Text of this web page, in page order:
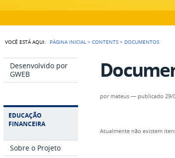
VOCÊ ESTÁ AQUI: PÁGINA INICIAL >CONTENTS > DOCUMENTOS
Desenvolvido por
GWEB
EDUCAÇÃO
FINANCEIRA
Sobre o Projeto
por mateus — publicado 29/
Atualmente não existem